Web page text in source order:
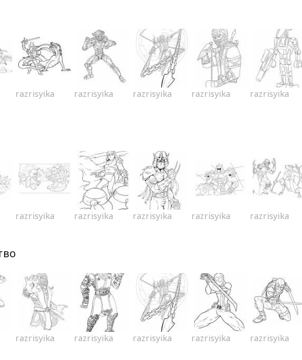
razrisyika razrisyika razrisyika razrisyika razrisyika
razrisyika razrisyika razrisyika razrisyika razrisyika
razrisyika razrisyika razrisyika razrisyika razrisyika